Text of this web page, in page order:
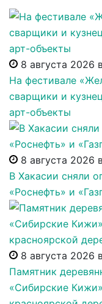
8 августа 2026
На фестивале
сварщики и
арт-объекты
8 августа 2026
В Хакасии сняли
«Роснефть» и
8 августа 2026
Памятник
«Сибирские